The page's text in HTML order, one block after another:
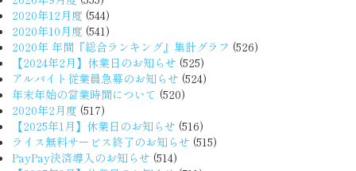
2020年12月度 (544)
2020年10月度 (541)
2020年 年間『総合ランキング』集計グラフ (526)
【2024年2月】休業日のお知らせ (525)
アルバイト従業員急募のお知らせ (524)
年末年始の営業時間について (520)
2020年2月度 (517)
【2025年1月】休業日のお知らせ (516)
ライス無料サービス終了のお知らせ (515)
PayPay決済導入のお知らせ (514)